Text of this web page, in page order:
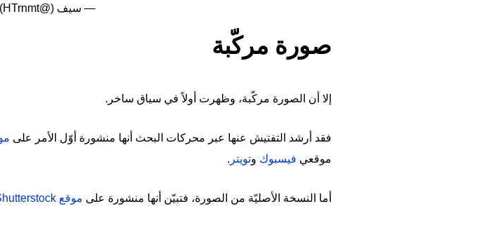
— سيف (@HTrnmt)
صورة مركّبة
إلا أن الصورة مركّبة، وظهرت أولاً في سياق ساخر.
فقد أرشد التفتيش عنها عبر محركات البحث أنها منشورة أوّل الأمر على
موقعي فيسبوك وتويتر .
أما النسخة الأصليّة من الصورة، فتبيّن أنها منشورة على موقع Shutterstock